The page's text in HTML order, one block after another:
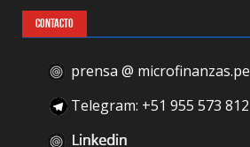
CONTACTO
prensa @ microfinanzas.pe
Telegram: +51 955 573 812